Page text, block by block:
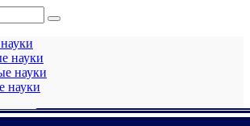
науки
науки
науки